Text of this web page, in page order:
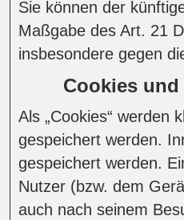
Sie können der
Maßgabe des Art. 21
insbesondere gegen
Cookies
Als „Cookies“ werden
gespeichert werden.
gespeichert werden.
Nutzer (bzw. dem
auch nach seinem